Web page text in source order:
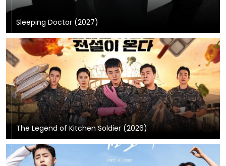
Sleeping Doctor (2027)
The Legend of Kitchen Soldier (2026)